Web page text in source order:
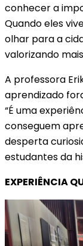
conhecer a
Quando eles
olhar para a
valorizando
A professora
aprendizado
“É uma
conseguem
desperta
estudantes da
EXPERIÊNCIA